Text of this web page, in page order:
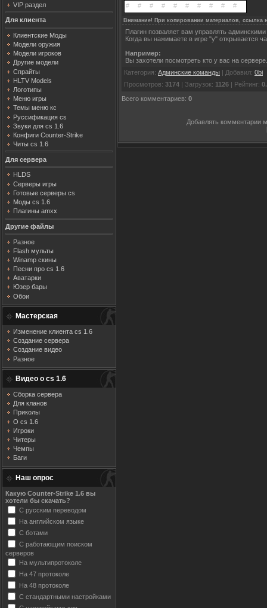
VIP раздел
Для клиента
Клиентские Моды
Модели оружия
Модели игроков
Другие модели
Спрайты
HLTV Models
Логотипы
Меню игры
Темы меню кс
Руссификация cs
Звуки для cs 1.6
Конфиги Counter-Strike
Читы cs 1.6
Для сервера
HLDS
Серверы игры
Готовые серверы cs
Моды cs 1.6
Плагины amxx
Другие файлы
Разное
Flash мульты
Winamp скины
Песни про cs 1.6
Аватарки
Юзер бары
Обои
Мастерская
Изменение клиента cs 1.6
Создание сервера
Создание видео
Разное
Видео о cs 1.6
Сборка сервера
Для кланов
Приколы
О cs 1.6
Игроки
Читеры
Чемпы
Баги
Наш опрос
Какую Counter-Strike 1.6 вы
хотели бы скачать?
С русским переводом
На английском языке
С ботами
С работающим поиском
серверов
На мультипротоколе
На 47 протоколе
На 48 протоколе
С стандартными настройками
Внимание! При копировании материалов, ссылка
Плагин позваляет вам управлять
Когда вы нажимаете в игре "y" открывается
Например:
Вы захотели посмотреть кто у вас на
Категория: Админские команды Добавил: 0bi
Просмотров: 3174 Загрузок: 1126 Рейтинг:
Всего комментариев: 0
Добавлять комментарии